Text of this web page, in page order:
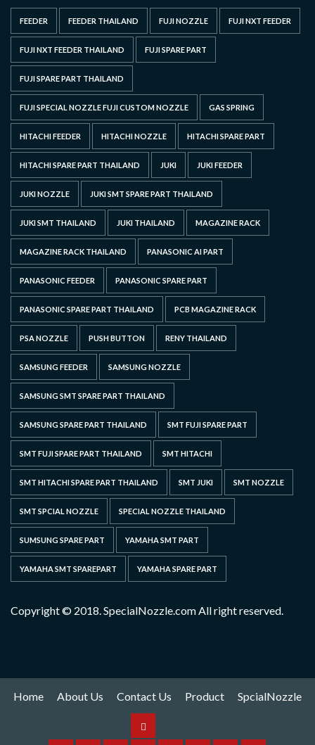
FEEDER FEEDER THAILAND FUJI NOZZLE FUJI NXT FEEDER
FUJI NXT FEEDER THAILAND FUJI SPARE PART
FUJI SPARE PART THAILAND
FUJI SPECIAL NOZZLE FUJI CUSTOM NOZZLE GAS SPRING
HITACHI FEEDER HITACHI NOZZLE HITACHI SPARE PART
HITACHI SPARE PART THAILAND JUKI JUKI FEEDER
JUKI NOZZLE JUKI SMT SPARE PART THAILAND
JUKI SMT THAILAND JUKI THAILAND MAGAZINE RACK
MAGAZINE RACK THAILAND PANASONIC AI PART
PANASONIC FEEDER PANASONIC SPARE PART
PANASONIC SPARE PART THAILAND PCB MAGAZINE RACK
PSA NOZZLE PUSH BUTTON RENY THAILAND
SAMSUNG FEEDER SAMSUNG NOZZLE
SAMSUNG SMT SPARE PART THAILAND
SAMSUNG SPARE PART THAILAND SMT FUJI SPARE PART
SMT FUJI SPARE PART THAILAND SMT HITACHI
SMT HITACHI SPARE PART THAILAND SMT JUKI SMT NOZZLE
SMT SPCIAL NOZZLE SPECIAL NOZZLE THAILAND
SUMSUNG SPARE PART YAMAHA SMT PART
YAMAHA SMT SPAREPART YAMAHA SPARE PART
Copyright © 2018. SpecialNozzle.com All right reserved.
Home About Us Contact Us Product SpcialNozzle
Product